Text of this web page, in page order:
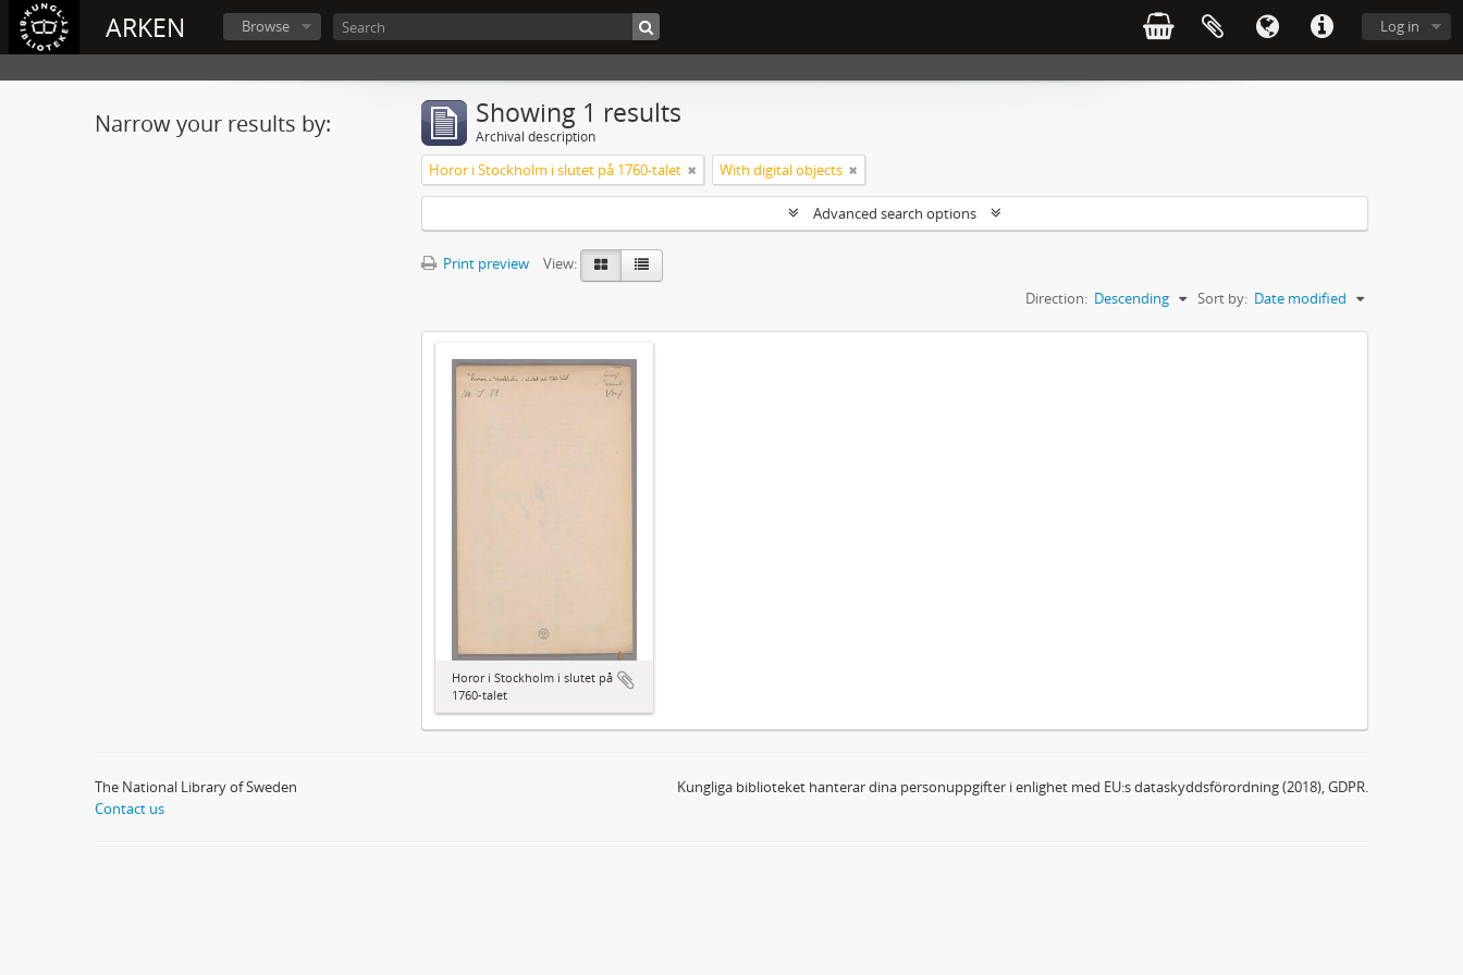
ARKEN Log in
Browse
Narrow your results by: Showing 1 results
Archival description
Horor i Stockholm i slutet på 1760-talet With digital objects
Advanced search options
Print preview
View:
Sort by: Date modified
Direction: Descending
Horor i Stockholm i slutet på
1760-talet
The National Library of Sweden
Contact us
Kungliga biblioteket hanterar dina personuppgifter i enlighet med EU:s dataskyddsförordning (2018), GDPR.